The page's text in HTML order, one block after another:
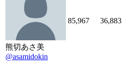
熊切あさ美
@asamidokin
85,967 36,883